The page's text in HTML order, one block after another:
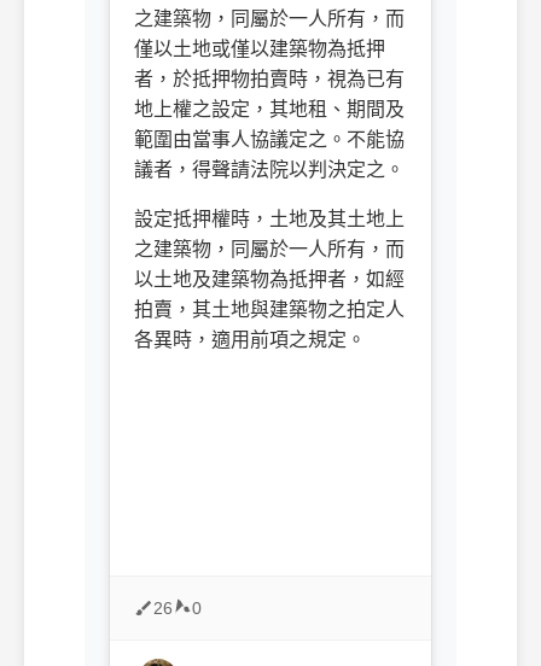
之建築物，同屬於一人所有，而
僅以土地或僅以建築物為抵押
者，於抵押物拍賣時，視為已有
地上權之設定，其地租、期間及
範圍由當事人協議定之。不能協
議者，得聲請法院以判決定之。
設定抵押權時，土地及其土地上
之建築物，同屬於一人所有，而
以土地及建築物為抵押者，如經
拍賣，其土地與建築物之拍定人
各異時，適用前項之規定。
26 0